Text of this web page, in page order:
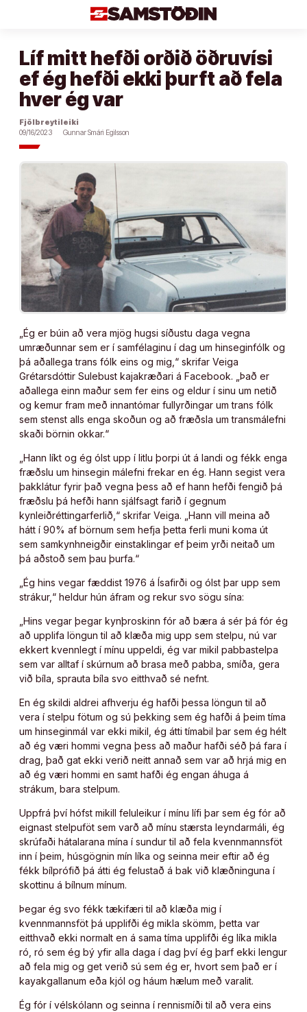
Líf mitt hefði orðið öðruvísi
ef ég hefði ekki þurft að fela
hver ég var
Fjölbreytileiki
09/16/2023
Gunnar Smári Egilsson
„Ég er búin að vera mjög hugsi síðustu daga vegna
umræðunnar sem er í samfélaginu í dag um hinseginfólk og
þá aðallega trans fólk eins og mig,“ skrifar Veiga
Grétarsdóttir Sulebust kajakræðari á Facebook. „Það er
aðallega einn maður sem fer eins og eldur í sinu um netið
og kemur fram með innantómar fullyrðingar um trans fólk
sem stenst alls enga skoðun og að fræðsla um transmálefni
skaði börnin okkar.“
„Hann líkt og ég ólst upp í litlu þorpi út á landi og fékk enga
fræðslu um hinsegin málefni frekar en ég. Hann segist vera
þakklátur fyrir það vegna þess að ef hann hefði fengið þá
fræðslu þá hefði hann sjálfsagt farið í gegnum
kynleiðréttingarferlið,“ skrifar Veiga. „Hann vill meina að
hátt í 90% af börnum sem hefja þetta ferli muni koma út
sem samkynhneigðir einstaklingar ef þeim yrði neitað um
þá aðstoð sem þau þurfa.“
„Ég hins vegar fæddist 1976 á Ísafirði og ólst þar upp sem
strákur,“ heldur hún áfram og rekur svo sögu sína:
„Hins vegar þegar kynþroskinn fór að bæra á sér þá fór ég
að upplifa löngun til að klæða mig upp sem stelpu, nú var
ekkert kvennlegt í mínu uppeldi, ég var mikil pabbastelpa
sem var alltaf í skúrnum að brasa með pabba, smíða, gera
við bíla, sprauta bíla svo eitthvað sé nefnt.
En ég skildi aldrei afhverju ég hafði þessa löngun til að
vera í stelpu fötum og sú þekking sem ég hafði á þeim tíma
um hinseginmál var ekki mikil, ég átti tímabil þar sem ég hélt
að ég væri hommi vegna þess að maður hafði séð þá fara í
drag, það gat ekki verið neitt annað sem var að hrjá mig en
að ég væri hommi en samt hafði ég engan áhuga á
strákum, bara stelpum.
Uppfrá því hófst mikill feluleikur í mínu lífi þar sem ég fór að
eignast stelpuföt sem varð að mínu stærsta leyndarmáli, ég
skrúfaði hátalarana mína í sundur til að fela kvennmannsföt
inn í þeim, húsgögnin mín líka og seinna meir eftir að ég
fékk bílprófið þá átti ég felustað á bak við klæðninguna í
skottinu á bílnum mínum.
Þegar ég svo fékk tækifæri til að klæða mig í
kvennmannsföt þá upplifði ég mikla skömm, þetta var
eitthvað ekki normalt en á sama tíma upplifði ég líka mikla
ró, ró sem ég bý yfir alla daga í dag því ég þarf ekki lengur
að fela mig og get verið sú sem ég er, hvort sem það er í
kayakgallanum eða kjól og háum hælum með varalit.
Ég fór í vélskólann og seinna í rennismíði til að vera eins